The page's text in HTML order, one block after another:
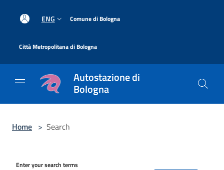
ENG Comune di Bologna
Città Metropolitana di Bologna
Autostazione di
Bologna
Home > Search
Enter your search terms